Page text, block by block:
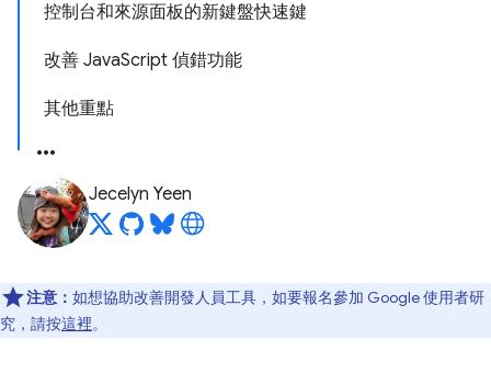
控制台和來源面板的新鍵盤快速鍵
改善 JavaScript 偵錯功能
其他重點
Jecelyn Yeen
注意： 如想協助改善開發人員工具，如要報名參加 Google 使用者研
究，請按這裡。